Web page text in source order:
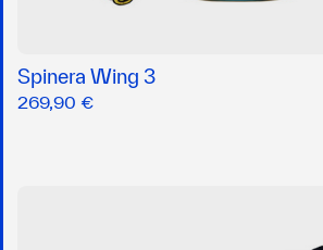
Spinera Wing 3
269,90 €